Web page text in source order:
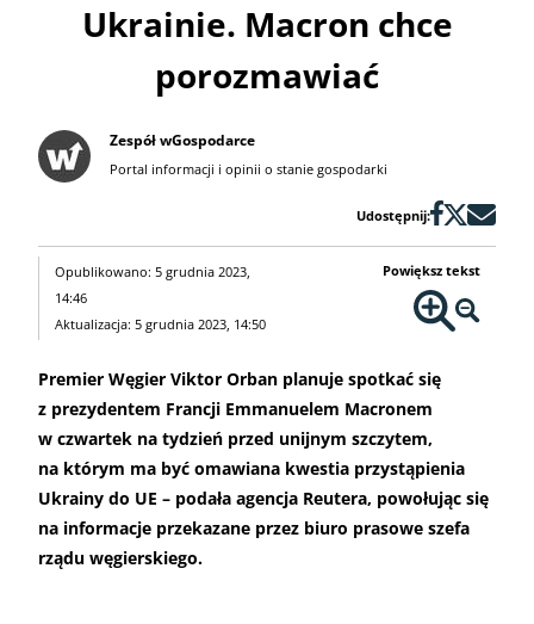
Ukrainie. Macron chce
porozmawiać
Zespół wGospodarce
Portal informacji i opinii o stanie gospodarki
Udostępnij:
Opublikowano: 5 grudnia 2023,
14:46
Aktualizacja: 5 grudnia 2023, 14:50
Powiększ tekst
Premier Węgier Viktor Orban planuje spotkać się
z prezydentem Francji Emmanuelem Macronem
w czwartek na tydzień przed unijnym szczytem,
na którym ma być omawiana kwestia przystąpienia
Ukrainy do UE – podała agencja Reutera, powołując się
na informacje przekazane przez biuro prasowe szefa
rządu węgierskiego.